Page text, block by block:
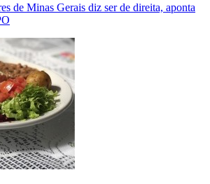
de Minas Gerais diz ser de direita, aponta